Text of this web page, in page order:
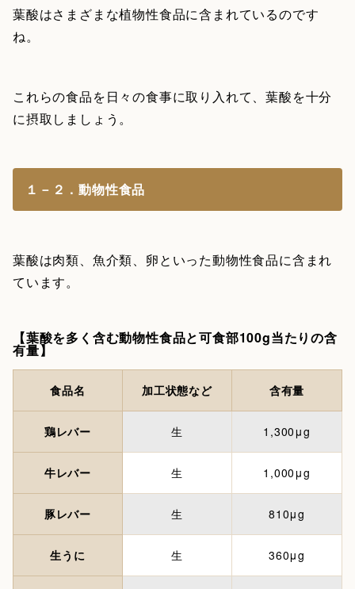
葉酸はさまざまな植物性食品に含まれているのです
ね。
これらの食品を日々の食事に取り入れて、葉酸を十分
に摂取しましょう。
１－２．動物性食品
葉酸は肉類、魚介類、卵といった動物性食品に含まれ
ています。
【葉酸を多く含む動物性食品と可食部100g当たりの含
有量】
食品名 加工状態など 含有量
鶏レバー 生 1,300μg
牛レバー 生 1,000μg
豚レバー 生 810μg
生うに 生 360μg